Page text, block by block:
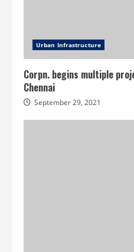
Urban Infrastructure
Corpn. begins multiple
Chennai
September 29, 2021